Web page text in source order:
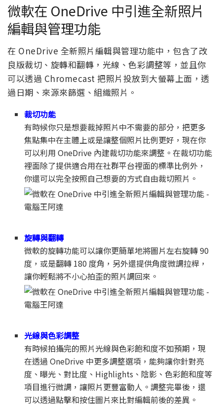
微軟在 OneDrive 中引進全新照片
編輯與管理功能
在 OneDrive 全新照片編輯與管理功能中，包含了改
良版裁切、旋轉和翻轉，光線、色彩調整等，並且你
可以透過 Chromecast 把照片投放到大螢幕上面，透
過日期、來源來篩選、組織照片。
裁切功能
有時候你只是想要裁掉照片中不需要的部分，把更多
焦點集中在主體上或是讓整個照片比例更好，現在你
可以利用 OneDrive 內建裁切功能來調整。在裁切功能
裡面除了提供適合用在社群平台裡面的標準比例外，
你還可以完全按照自己想要的方式自由裁切照片。
旋轉與翻轉
微軟的旋轉功能可以讓你更簡單地將圖片左右旋轉 90
度，或是翻轉 180 度角，另外還提供角度微調拉桿，
讓你輕鬆將不小心拍歪的照片調回來。
光線與色彩調整
有時候拍攝完的照片光線與色彩飽和度不如預期，現
在透過 OneDrive 中更多調整選項，能夠讓你針對亮
度、曝光、對比度、Highlights、陰影、色彩飽和度等
項目進行微調，讓照片更豐富動人。調整完畢後，還
可以透過點擊和按住圖片來比對編輯前後的差異。